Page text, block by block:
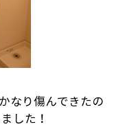
なり傷んできたの
した！